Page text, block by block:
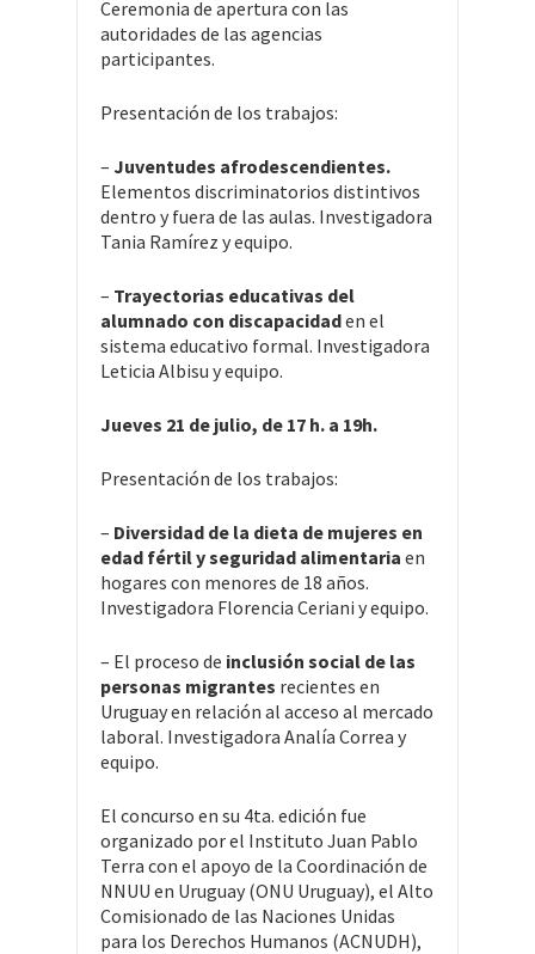
Ceremonia de apertura con las
autoridades de las agencias
participantes.
Presentación de los trabajos:
– Juventudes afrodescendientes.
Elementos discriminatorios distintivos
dentro y fuera de las aulas. Investigadora
Tania Ramírez y equipo.
– Trayectorias educativas del
alumnado con discapacidaden el
sistema educativo formal. Investigadora
Leticia Albisu y equipo.
Jueves 21 de julio, de 17 h. a 19h.
Presentación de los trabajos:
– Diversidad de la dieta de mujeres en
edad fértil y seguridad alimentaria en
hogares con menores de 18 años.
Investigadora Florencia Ceriani y equipo.
– El proceso de inclusión social de las
personas migrantes recientes en
Uruguay en relación al acceso al mercado
laboral. Investigadora Analía Correa y
equipo.
El concurso en su 4ta. edición fue
organizado por el Instituto Juan Pablo
Terra con el apoyo de la Coordinación de
NNUU en Uruguay (ONU Uruguay), el Alto
Comisionado de las Naciones Unidas
para los Derechos Humanos (ACNUDH),